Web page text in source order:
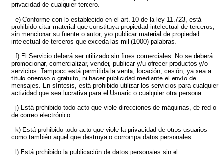
privacidad de cualquier tercero.
e) Conforme con lo establecido en el art. 10 de la ley 11.723, está
prohibido citar material que constituya propiedad intelectual de terceros,
sin mencionar su fuente o autor, y/o publicar material de propiedad
intelectual de terceros que exceda las mil (1000) palabras.
f) El Servicio deberá ser utilizado sin fines comerciales. No se deberá
promocionar, comercializar, vender, publicar y/u ofrecer productos y/o
servicios. Tampoco está permitida la venta, locación, cesión, ya sea a
título oneroso o gratuito, ni hacer publicidad mediante el envío de
mensajes. En síntesis, está prohibido utilizar los servicios para cualquier
actividad que sea lucrativa para el Usuario o cualquier otra persona.
j) Está prohibido todo acto que viole direcciones de máquinas, de red o
de correo electrónico.
k) Está prohibido todo acto que viole la privacidad de otros usuarios
como también aquel que destruya o corrompa datos personales.
l) Está prohibido la publicación de datos personales sin el